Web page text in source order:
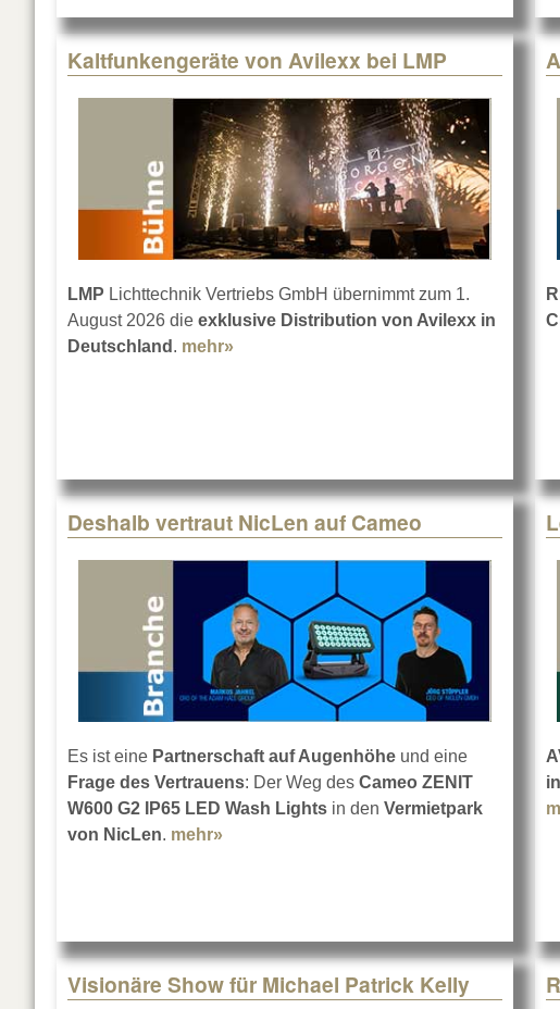
Kaltfunkengeräte von Avilexx bei LMP
LMP Lichttechnik Vertriebs GmbH übernimmt zum 1.
August 2026 die exklusive Distribution von Avilexx in
Deutschland . mehr»
Deshalb vertraut NicLen auf Cameo
Es ist eine Partnerschaft auf Augenhöhe und eine
Frage des Vertrauens: Der Weg des Cameo ZENIT
W600 G2 IP65 LED Wash Lights in den Vermietpark
von NicLen. mehr»
Visionäre Show für Michael Patrick Kelly